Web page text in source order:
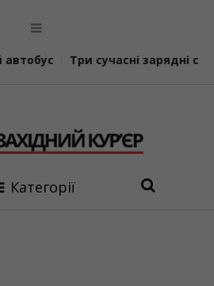
Три сучасні зарядні станції
Категорії